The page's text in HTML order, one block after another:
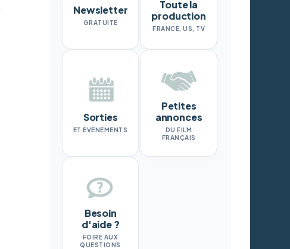
Newsletter
GRATUITE
Toute la
production
FRANCE, US, TV
Sorties
ET ÉVÉNEMENTS
Petites
annonces
DU FILM
FRANÇAIS
Besoin
d'aide ?
FOIRE AUX
QUESTIONS